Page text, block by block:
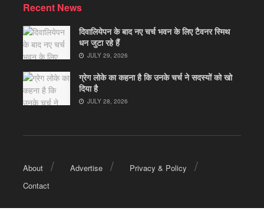
Recent News
दिवालियेपन के बाद नए चर्च भवन के लिए टैवनर स्मिथ
धन जुटा रहे हैं
JULY 29, 2026
ग्रेग लोके का कहना है कि उनके चर्च ने सदस्यों को खो
दिया है
JULY 28, 2026
About Advertise
Privacy & Policy
Contact